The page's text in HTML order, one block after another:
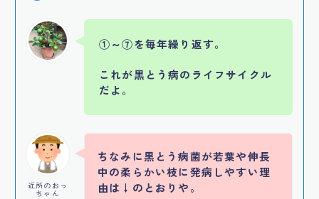
①～⑦を毎年繰り返す。
これが黒とう病のライフサイクル
だよ。
近所のおっ
ちゃん
ちなみに黒とう病菌が若葉や伸長
中の柔らかい枝に発病しやすい理
由は↓のとおりや。